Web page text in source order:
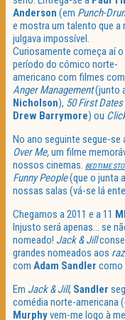
Anderson (em Punch-
e mostra um talento que a
julgava impossível.
Curiosamente começa aí
período do cómico norte-
americano com filmes
Anger Management(junto
Nicholson), 50 First Dates
Drew Barrymore) ou
No ano seguinte segue-se
Over Me,um filme
nossos cinemas. BEDTIME
Funny People(que o junta a
nossas salas (vá-se lá
Chegamos a 2011 e a 11
Injusto será apenas… se
nomeado! Jack & Jill
grandes nomeados aos
com Adam Sandler como
Em Jack & Jill, Sandler
comédia norte-americana
Murphyvem-me logo à